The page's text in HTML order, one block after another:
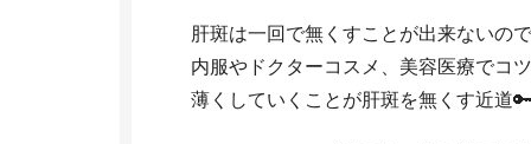
肝斑は一回で無くすことが出来ないの
内服やドクターコスメ、美容医療でコ
薄くしていくことが肝斑を無くす近道